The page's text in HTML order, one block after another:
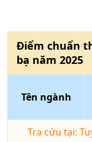
Điểm chuẩn
bạ năm 2025
Tên ngành
Tra cứu tại: